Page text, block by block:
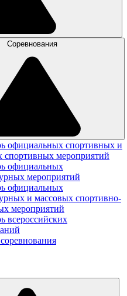
Соревнования
официальных спортивных и
спортивных мероприятий
официальных
мероприятий
официальных
и массовых спортивно-
мероприятий
всероссийских